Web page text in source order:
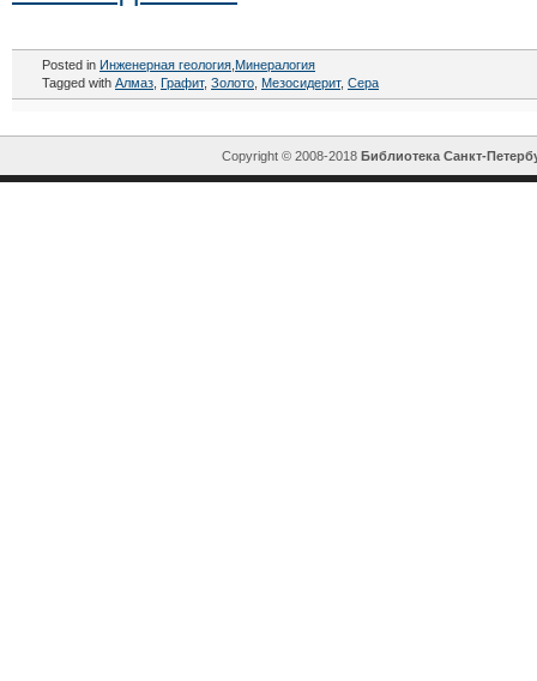
Posted in Инженерная геология Минералогия
Tagged with Алмаз Графит, Золото Мезосидерит, Сера
Copyright © 2008-2018 Библиотека Санкт-